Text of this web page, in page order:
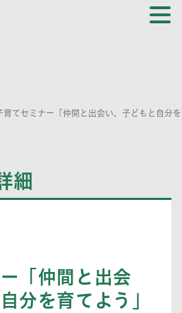
育てセミナー「仲間と出会い、子どもと自分を
細
「仲間と出会
分を育てよう」